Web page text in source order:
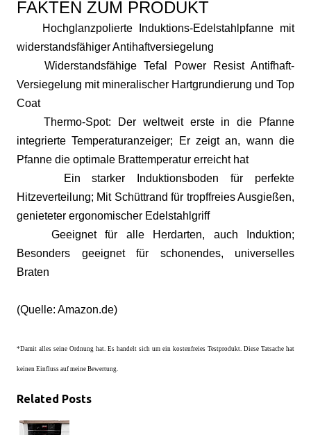
FAKTEN ZUM PRODUKT
Hochglanzpolierte Induktions-Edelstahlpfanne mit
widerstandsfähiger Antihaftversiegelung
Widerstandsfähige Tefal Power Resist Antifhaft-
Versiegelung mit mineralischer Hartgrundierung und Top
Coat
Thermo-Spot: Der weltweit erste in die Pfanne
integrierte Temperaturanzeiger; Er zeigt an, wann die
Pfanne die optimale Brattemperatur erreicht hat
Ein starker Induktionsboden für perfekte
Hitzeverteilung; Mit Schüttrand für tropffreies Ausgießen,
genieteter ergonomischer Edelstahlgriff
Geeignet für alle Herdarten, auch Induktion;
Besonders geeignet für schonendes, universelles
Braten
(Quelle: Amazon.de)
*Damit alles seine Ordnung hat. Es handelt sich um ein kostenfreies Testprodukt. Diese Tatsache hat
keinen Einfluss auf meine Bewertung.
Related Posts